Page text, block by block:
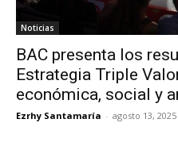
Noticias
BAC presenta los
Estrategia Triple
económica, social y
Ezrhy Santamaría - agosto 13, 2025